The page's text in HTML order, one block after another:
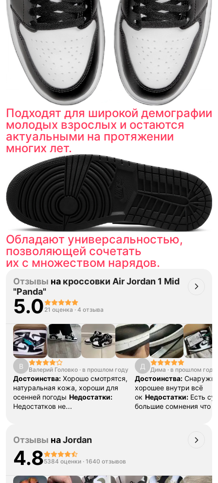
Подходят для широкой демографии
молодых взрослых и остаются
актуальными на протяжении
многих лет.
Обладают универсальностью,
позволяющей сочетать
их с множеством нарядов.
Отзывы на кроссовки Air Jordan 1 Mid
"Panda"
5.0 21 оценка · 4 отзыва
В Валерий Головко · в прошлом году
Достоинства: Хорошо смотрятся,
натуральная кожа, хороши для
осенней погоды Недостатки:
Недостатков не
Д Дима · в прошлом году
Достоинства: Снаружи
хорошее внутри всё
ок Недостатки: Есть
большие сомнения что
реплику ( такое себе) И понятное
Отзывы наJordan
4.85384 оценки · 1640 отзывов